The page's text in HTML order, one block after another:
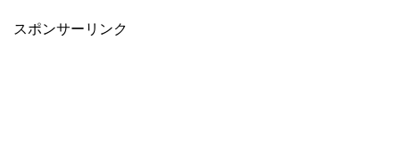
スポンサーリンク